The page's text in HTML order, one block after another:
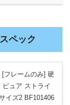
ペック
[フレームのみ] 硬
ュア ストライ
イズ2 BF101406